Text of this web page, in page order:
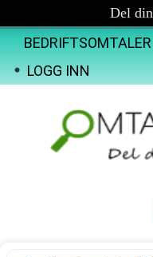
Del
BEDRIFTSOMTALER
LOGG INN